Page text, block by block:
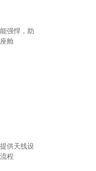
悍，助
舱
提供天线设
程